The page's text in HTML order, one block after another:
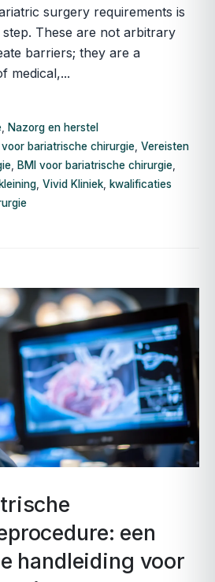
surgery requirements is
These are not arbitrary
barriers; they are a
medical,...
,
Nazorg en herstel
bariatrische chirurgie, Vereisten
BMI voor bariatrische chirurgie
Vivid Kliniek
kwalificaties
een
handleiding voor